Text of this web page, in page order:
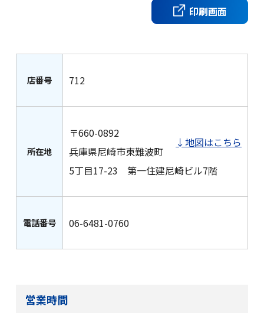
クレジットカード
印刷画面
店番号 712
所在地
↓地図はこちら
〒660-0892
兵庫県尼崎市東難波町
5丁目17-23 第一住建尼崎ビル7階
電話番号 06-6481-0760
営業時間